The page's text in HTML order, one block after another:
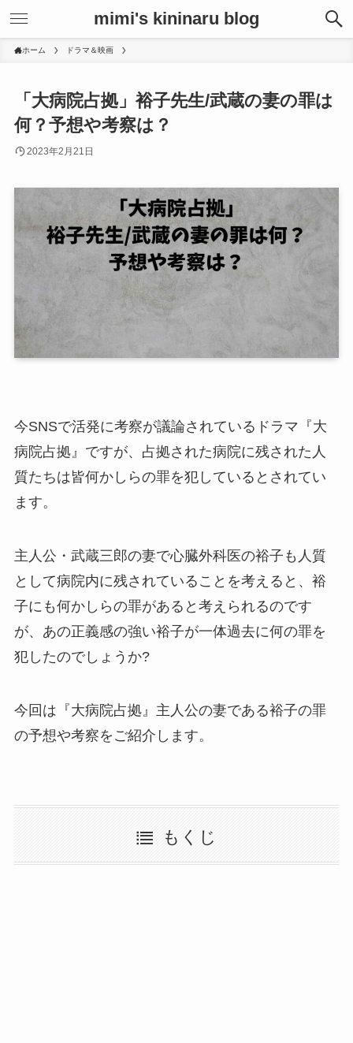
mimi's kininaru blog
ホーム ドラマ＆映画
「大病院占拠」裕子先生/武蔵の妻の罪は
何？予想や考察は？
2023年2月21日
今SNSで活発に考察が議論されているドラマ『大
病院占拠』ですが、占拠された病院に残された人
質たちは皆何かしらの罪を犯しているとされてい
ます。
主人公・武蔵三郎の妻で心臓外科医の裕子も人質
として病院内に残されていることを考えると、裕
子にも何かしらの罪があると考えられるのです
が、あの正義感の強い裕子が一体過去に何の罪を
犯したのでしょうか?
今回は『大病院占拠』主人公の妻である裕子の罪
の予想や考察をご紹介します。
もくじ